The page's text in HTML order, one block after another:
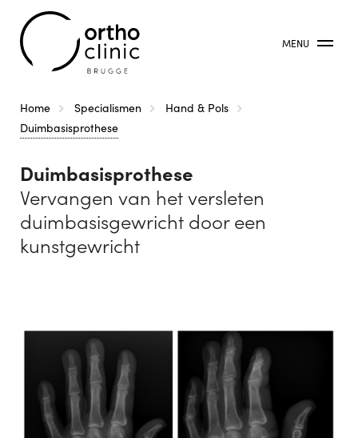
MENU
Kruimelpad
Home Specialismen
Hand & Pols
Duimbasisprothese
Duimbasisprothese
Vervangen van het versleten
duimbasisgewricht door een
kunstgewricht